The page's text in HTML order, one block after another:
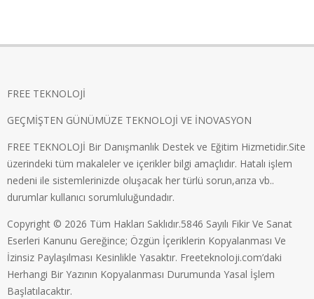
FREE TEKNOLOJİ
GEÇMİŞTEN GÜNÜMÜZE TEKNOLOJİ VE İNOVASYON
FREE TEKNOLOJİ Bir Danışmanlık Destek ve Eğitim Hizmetidir.Site
üzerindeki tüm makaleler ve içerikler bilgi amaçlıdır. Hatalı işlem
nedeni ile sistemlerinizde oluşacak her türlü sorun,arıza vb..
durumlar kullanıcı sorumluluğundadır.
Copyright © 2026 Tüm Hakları Saklıdır.5846 Sayılı Fikir Ve Sanat
Eserleri Kanunu Gereğince; Özgün İçeriklerin Kopyalanması Ve
İzinsiz Paylaşılması Kesinlikle Yasaktır. Freeteknoloji.com’daki
Herhangi Bir Yazının Kopyalanması Durumunda Yasal İşlem
Başlatılacaktır.